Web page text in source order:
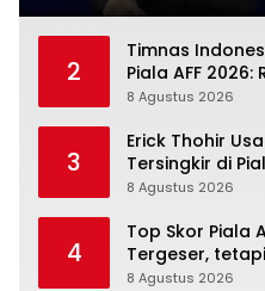
2
Timnas
Piala AFF
Kompetisi
8 Agustus 2026
3
Erick Thohir
Tersingkir di
Agenda
8 Agustus 2026
4
Top Skor Piala
Tergeser,
Indonesia
8 Agustus 2026